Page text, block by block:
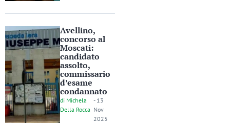
Avellino,
concorso al
Moscati:
candidato
assolto,
commissario
d’esame
condannato
di Michela
Della Rocca
- 13
Nov
2025